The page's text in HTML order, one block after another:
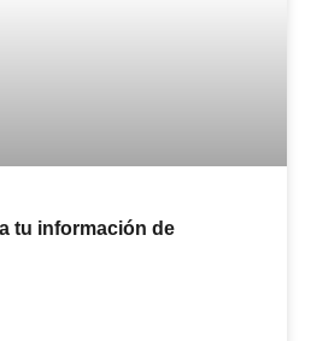
tu información de